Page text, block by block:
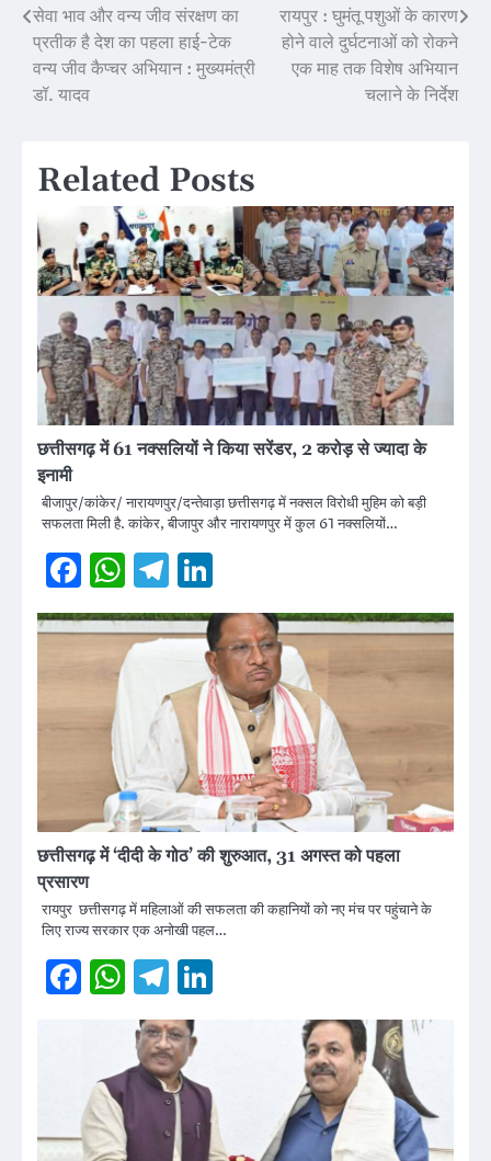
Post
navigation
सेवा भाव और वन्य जीव संरक्षण का
प्रतीक है देश का पहला हाई-टेक
वन्य जीव कैप्चर अभियान : मुख्यमंत्री
डॉ. यादव
रायपुर : घुमंतू पशुओं के कारण
होने वाले दुर्घटनाओं को रोकने
एक माह तक विशेष अभियान
चलाने के निर्देश
Related Posts
छत्तीसगढ़ में 61 नक्सलियों ने किया सरेंडर, 2 करोड़ से ज्यादा के
इनामी
बीजापुर/कांकेर/ नारायणपुर/दन्तेवाड़ा छत्तीसगढ़ में नक्सल विरोधी मुहिम को बड़ी
सफलता मिली है. कांकेर, बीजापुर और नारायणपुर में कुल 61 नक्सलियों…
Facebook
WhatsApp
Telegram
छत्तीसगढ़ में ‘दीदी के गोठ’ की शुरुआत, 31 अगस्त को पहला
प्रसारण
रायपुर छत्तीसगढ़ में महिलाओं की सफलता की कहानियों को नए मंच पर पहुंचाने के
लिए राज्य सरकार एक अनोखी पहल…
Facebook
WhatsApp
Telegram